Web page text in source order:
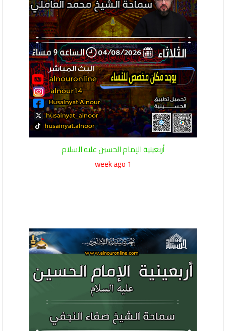
أربعينية الإمام الحسين عليه السلام
1 week ago